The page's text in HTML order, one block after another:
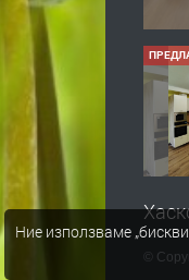
©
Ние използваме